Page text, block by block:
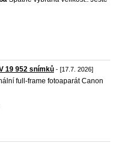
19 952 snímků - [17.7. 2026]
full-frame fotoaparát Canon